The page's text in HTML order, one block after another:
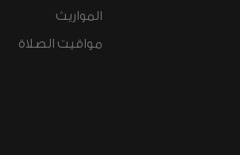
المواريث
مواقيت الصلاة